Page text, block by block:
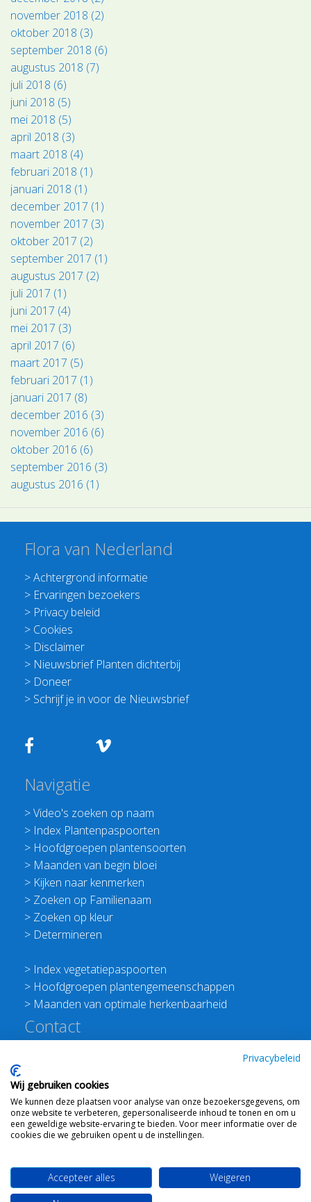
november 2018 (2)
oktober 2018 (3)
september 2018 (6)
augustus 2018 (7)
juli 2018 (6)
juni 2018 (5)
mei 2018 (5)
april 2018 (3)
maart 2018 (4)
februari 2018 (1)
januari 2018 (1)
december 2017 (1)
november 2017 (3)
oktober 2017 (2)
september 2017 (1)
augustus 2017 (2)
juli 2017 (1)
juni 2017 (4)
mei 2017 (3)
april 2017 (6)
maart 2017 (5)
februari 2017 (1)
januari 2017 (8)
december 2016 (3)
november 2016 (6)
oktober 2016 (6)
september 2016 (3)
augustus 2016 (1)
Flora van Nederland
>Achtergrond informatie
> Ervaringen bezoekers
> Privacy beleid
> Cookies
> Disclaimer
> Nieuwsbrief Planten dichterbij
> Doneer
> Schrijf je in voor de Nieuwsbrief
Navigatie
>Video's zoeken op naam
> Index Plantenpaspoorten
> Hoofdgroepen plantensoorten
> Maanden van begin bloei
> Kijken naar kenmerken
> Zoeken op Familienaam
> Zoeken op kleur
> Determineren
> Index vegetatiepaspoorten
> Hoofdgroepen plantengemeenschappen
> Maanden van optimale herkenbaarheid
Contact
E:info@floravannederland.nl
Plein 1992 70F 6221JP Maastricht
T: 06 41237586
KVK: 76114821 btw: NL860512289B01
WebdesignTon Haexvoor © 2008 - 2026 Flora van
Privacybeleid
Wij gebruiken cookies
We kunnen deze plaatsen voor analyse van onze bezoekersgegevens, om
onze website te verbeteren, gepersonaliseerde inhoud te tonen en om u
een geweldige website-ervaring te bieden. Voor meer informatie over de
cookies die we gebruiken opent u de instellingen.
Accepteer alles
Weigeren